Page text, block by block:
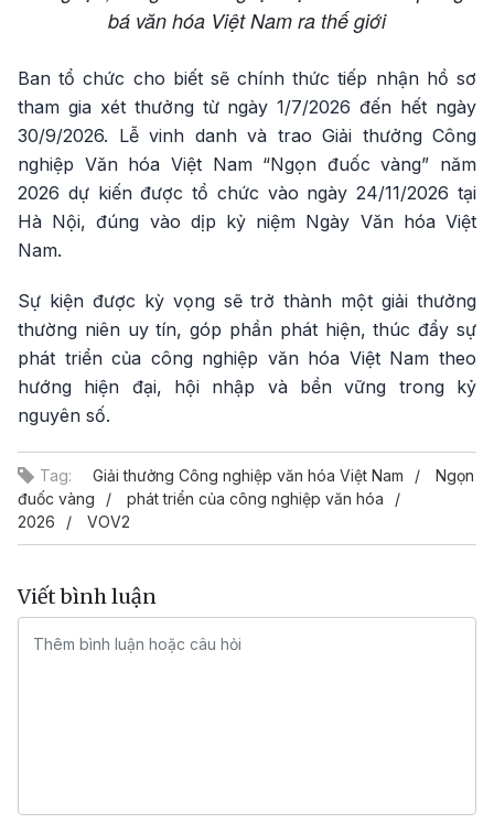
bá văn hóa Việt Nam ra thế giới
Ban tổ chức cho biết sẽ chính thức tiếp nhận hồ sơ
tham gia xét thưởng từ ngày 1/7/2026 đến hết ngày
30/9/2026. Lễ vinh danh và trao Giải thưởng Công
nghiệp Văn hóa Việt Nam “Ngọn đuốc vàng” năm
2026 dự kiến được tổ chức vào ngày 24/11/2026 tại
Hà Nội, đúng vào dịp kỷ niệm Ngày Văn hóa Việt
Nam.
Sự kiện được kỳ vọng sẽ trở thành một giải thưởng
thường niên uy tín, góp phần phát hiện, thúc đẩy sự
phát triển của công nghiệp văn hóa Việt Nam theo
hướng hiện đại, hội nhập và bền vững trong kỷ
nguyên số.
Tag: Giải thưởng Công nghiệp văn hóa Việt Nam
Ngọn
đuốc vàng
phát triển của công nghiệp văn hóa
2026
VOV2
Viết bình luận